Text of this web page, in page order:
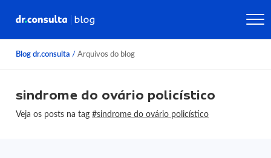
Blog dr.consulta / Arquivos do blog
sindrome do ovário policístico
Veja os posts na tag#sindrome do ovário policístico